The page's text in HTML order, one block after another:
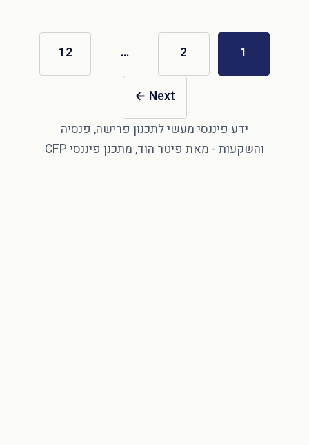
1
2
…
12
Next
←